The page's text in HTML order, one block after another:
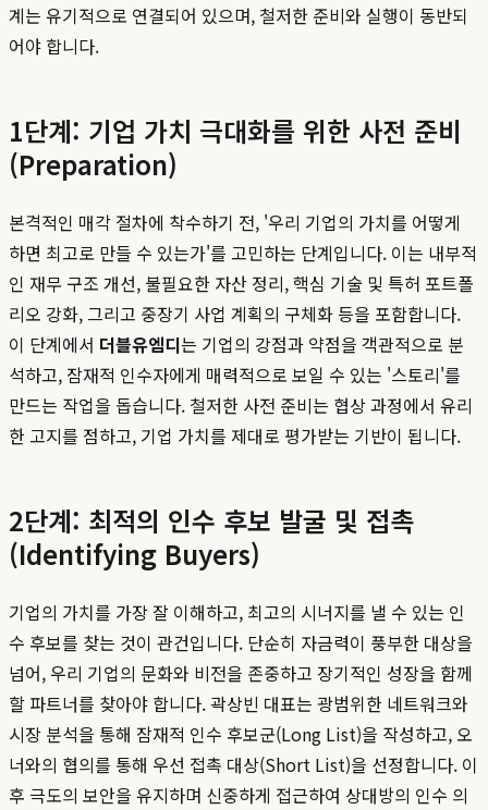
계는 유기적으로 연결되어 있으며, 철저한 준비와 실행이 동반되
어야 합니다.
1단계: 기업 가치 극대화를 위한 사전 준비
(Preparation)
본격적인 매각 절차에 착수하기 전, '우리 기업의 가치를 어떻게
하면 최고로 만들 수 있는가'를 고민하는 단계입니다. 이는 내부적
인 재무 구조 개선, 불필요한 자산 정리, 핵심 기술 및 특허 포트폴
리오 강화, 그리고 중장기 사업 계획의 구체화 등을 포함합니다.
이 단계에서 더블유엠디는 기업의 강점과 약점을 객관적으로 분
석하고, 잠재적 인수자에게 매력적으로 보일 수 있는 '스토리'를
만드는 작업을 돕습니다. 철저한 사전 준비는 협상 과정에서 유리
한 고지를 점하고, 기업 가치를 제대로 평가받는 기반이 됩니다.
2단계: 최적의 인수 후보 발굴 및 접촉
(Identifying Buyers)
기업의 가치를 가장 잘 이해하고, 최고의 시너지를 낼 수 있는 인
수 후보를 찾는 것이 관건입니다. 단순히 자금력이 풍부한 대상을
넘어, 우리 기업의 문화와 비전을 존중하고 장기적인 성장을 함께
할 파트너를 찾아야 합니다. 곽상빈 대표는 광범위한 네트워크와
시장 분석을 통해 잠재적 인수 후보군(Long List)을 작성하고, 오
너와의 협의를 통해 우선 접촉 대상(Short List)을 선정합니다. 이
후 극도의 보안을 유지하며 신중하게 접근하여 상대방의 인수 의